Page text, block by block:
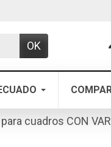
OK
cuadros CON